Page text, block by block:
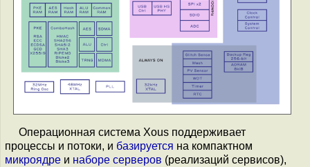
Операционная система Xous поддерживает
процессы и потоки, и базируется на компактном
микроядре и наборе серверов (реализаций сервисов),